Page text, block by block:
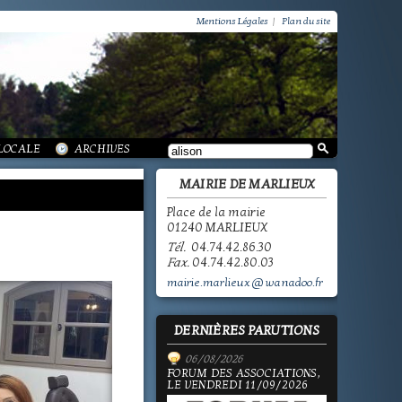
Mentions Légales | Plan du site
ARCHIVES
MAIRIE DE MARLIEUX
Place de la mairie
01240 MARLIEUX
Tél. 04.74.42.86.30
Fax. 04.74.42.80.03
mairie.marlieux@wanadoo.fr
DERNIÈRES PARUTIONS
06/08/2026
FORUM DES ASSOCIATIONS,
LE VENDREDI 11/09/2026
DE MARLIEUX
MARLIEUX
SCOLAIRE JEUNESSE / INFORMATIONS
SCOLAIRE JEUNESSE / ECOLE PUBLIQUE - INFORMATIONS
SCOLAIRE JEUNESSE / PÔLE ENFANCE
SCOLAIRE JEUNESSE / ECOLE PRIVÉE
VIE SOCIALE / ACTION SOCIALE
/ ECOLE PUBLIQUE - INFORMATIONS
/ LA VIE DES ASSOCIATIONS
/ VIE LOCALE